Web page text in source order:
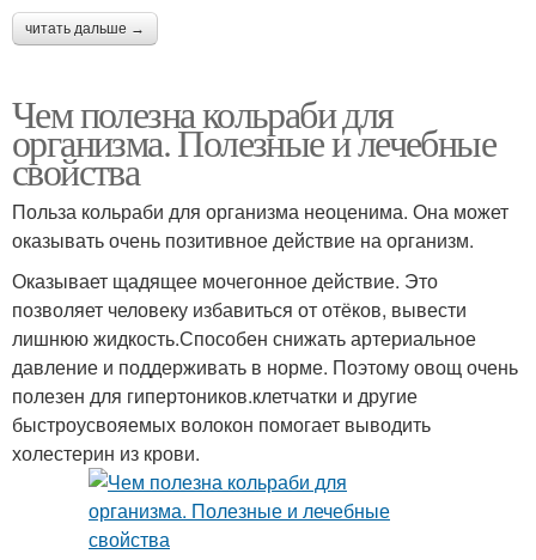
читать дальше →
Чем полезна кольраби для
организма. Полезные и лечебные
свойства
Польза кольраби для организма неоценима. Она может
оказывать очень позитивное действие на организм.
Оказывает щадящее мочегонное действие. Это
позволяет человеку избавиться от отёков, вывести
лишнюю жидкость.Способен снижать артериальное
давление и поддерживать в норме. Поэтому овощ очень
полезен для гипертоников.клетчатки и другие
быстроусвояемых волокон помогает выводить
холестерин из крови.